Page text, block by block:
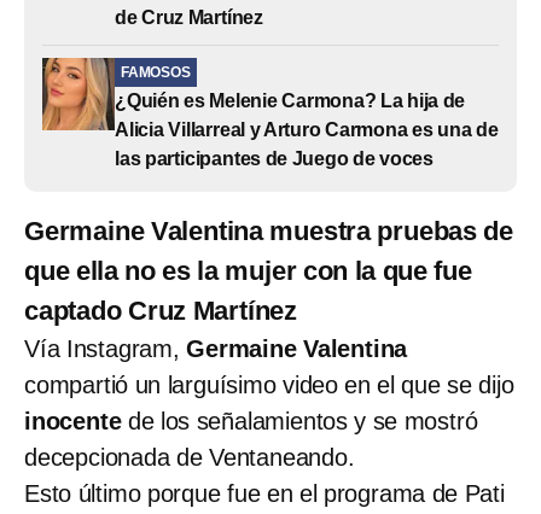
de Cruz Martínez
FAMOSOS
¿Quién es Melenie Carmona? La hija de
Alicia Villarreal y Arturo Carmona es una de
las participantes de Juego de voces
Germaine Valentina muestra pruebas de
que ella no es la mujer con la que fue
captado Cruz Martínez
Vía Instagram,Germaine Valentina
compartió un larguísimo video en el que se dijo
inocentede los señalamientos y se mostró
decepcionada de Ventaneando.
Esto último porque fue en el programa de Pati